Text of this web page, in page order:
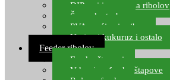
DIP-ovi i arome za ribolov
Šaranske torbe
PVA vrećice i pribor
Umjetni kukuruz i ostalo
Feeder ribolov
Feeder štapovi
Vrhovi za feeder štapove